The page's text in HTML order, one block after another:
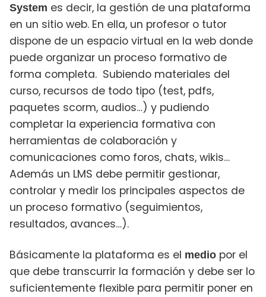
System es decir, la gestión de una plataforma
en un sitio web. En ella, un profesor o tutor
dispone de un espacio virtual en la web donde
puede organizar un proceso formativo de
forma completa. Subiendo materiales del
curso, recursos de todo tipo (test, pdfs,
paquetes scorm, audios…) y pudiendo
completar la experiencia formativa con
herramientas de colaboración y
comunicaciones como foros, chats, wikis…
Además un LMS debe permitir gestionar,
controlar y medir los principales aspectos de
un proceso formativo (seguimientos,
resultados, avances…).
Básicamente la plataforma es el medio por el
que debe transcurrir la formación y debe ser lo
suficientemente flexible para permitir poner en